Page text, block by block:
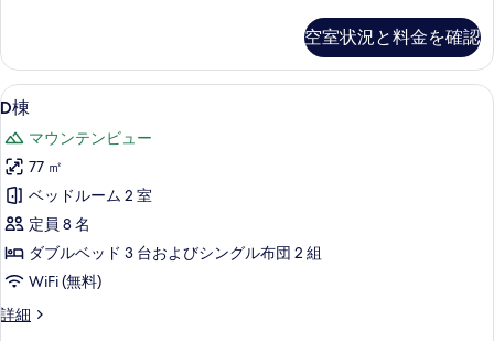
表
示
す
る
細
空室状況と料金を確認
D
棟
の
す
べ
て
の
写
真
50
D棟
マウンテンビュー
77 ㎡
ベッドルーム 2 室
定員 8 名
ダブルベッド 3 台およびシングル布団 2 組
WiFi (無料)
詳細
D